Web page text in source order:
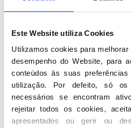
Este Website utiliza Cookies
Utilizamos cookies para
desempenho do Website, para
conteúdos às suas
utilização. Por defeito, só os
necessários se encontram
rejeitar todos os cookies,
apresentados ou gerir ou
Arlindo Cunha
Catarina Rocha Ferreira
Ribau Esteves
Maurício Marques
André Neves
João Granja
Rui Celestino Cristina
Manuel Moreira